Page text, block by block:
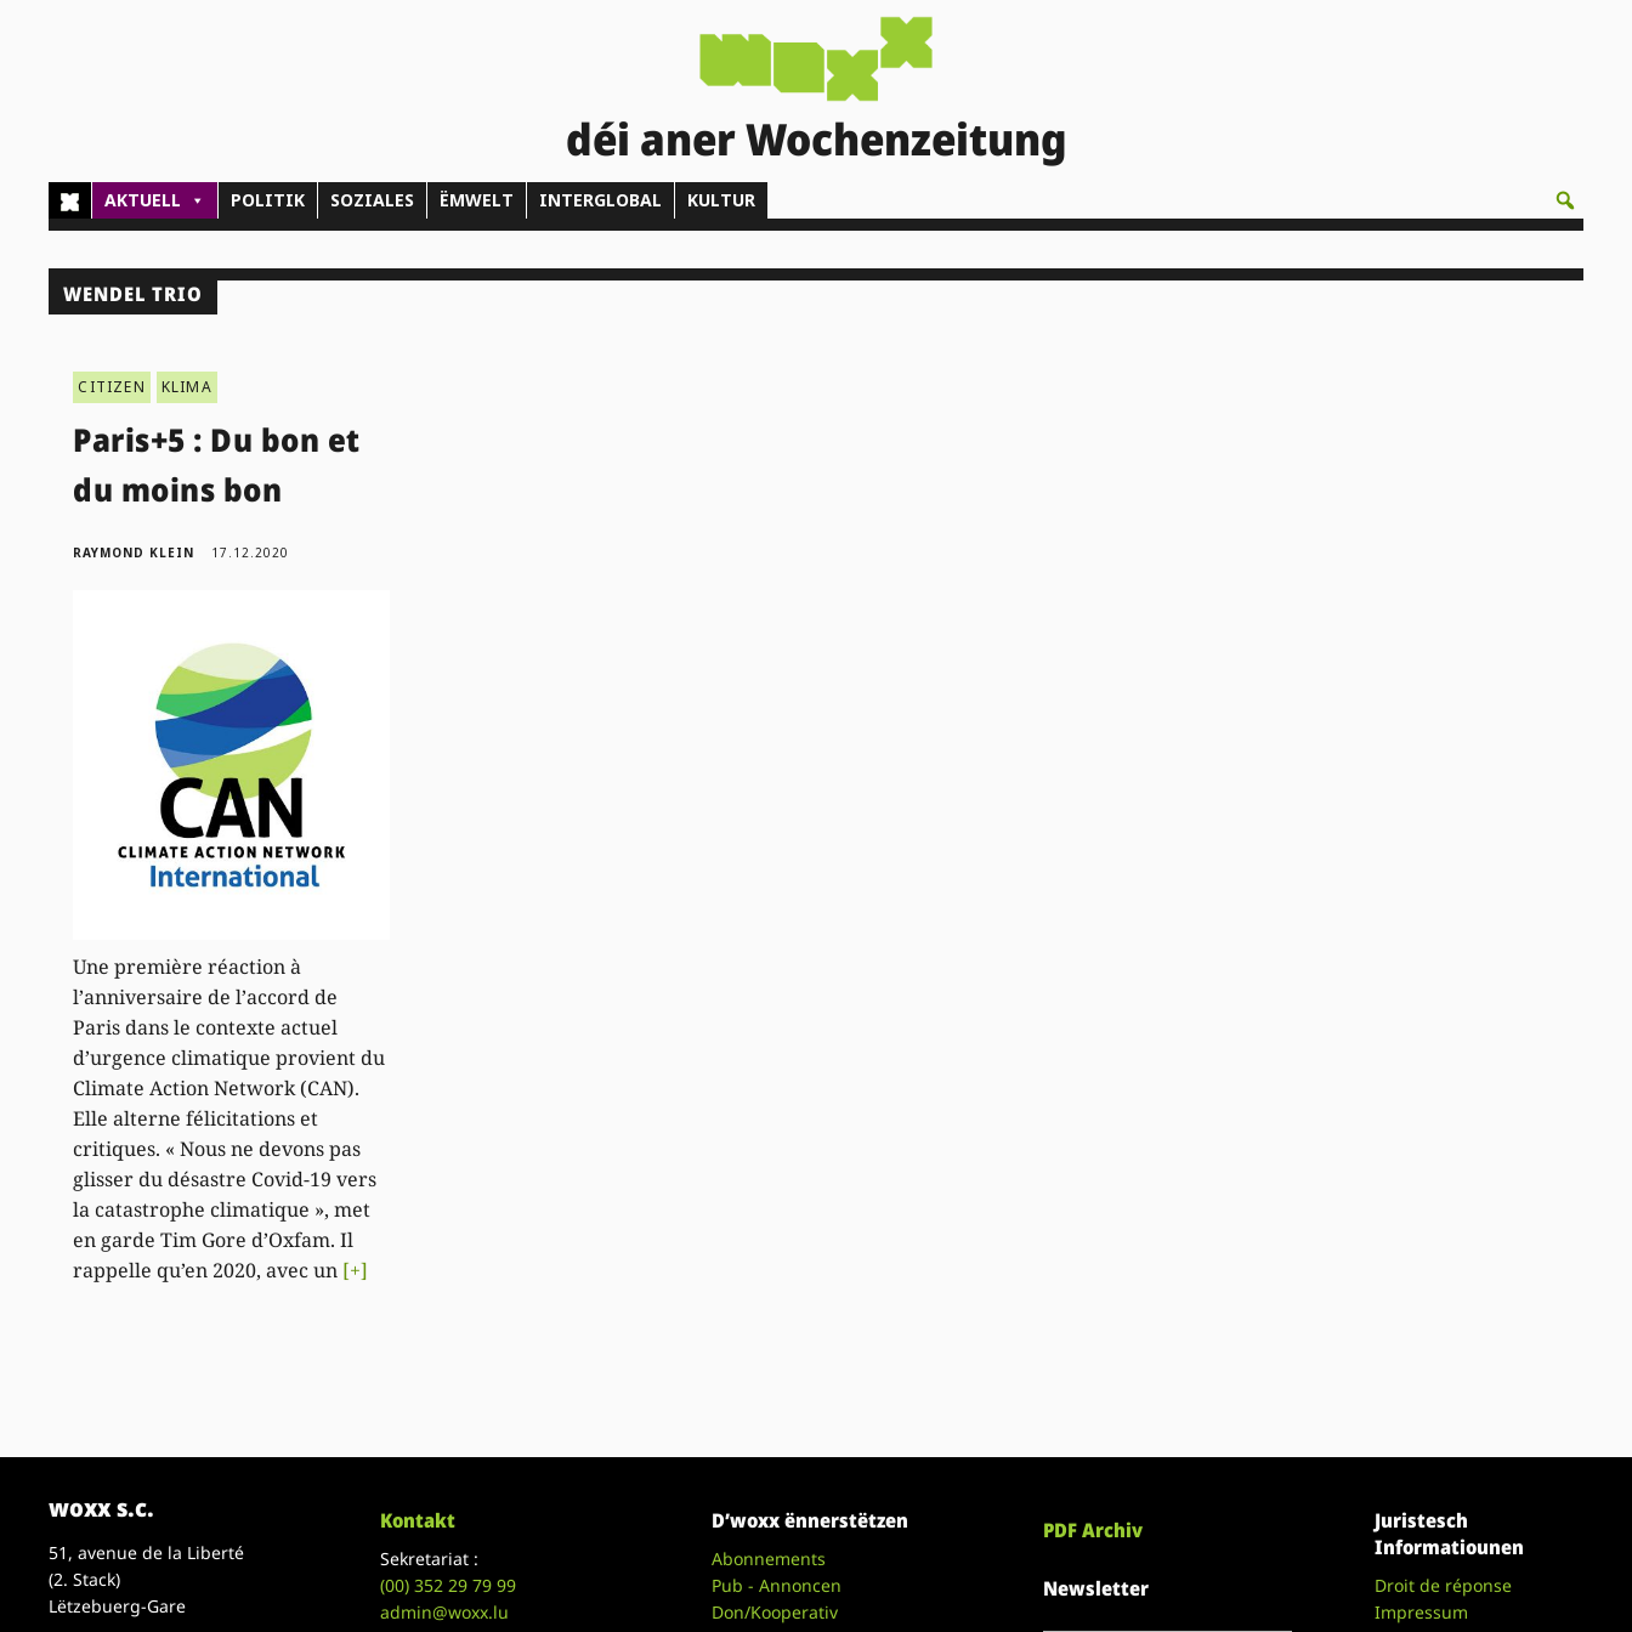
déi aner Wochenzeitung
AKTUELL POLITIK SOZIALES ËMWELT INTERGLOBAL KULTUR
WENDEL TRIO
CITIZEN KLIMA
Paris+5 : Du bon et
du moins bon
RAYMOND KLEIN 17.12.2020
Une première réaction à
l’anniversaire de l’accord de
Paris dans le contexte actuel
d’urgence climatique provient du
Climate Action Network (CAN).
Elle alterne félicitations et
critiques. « Nous ne devons pas
glisser du désastre Covid-19 vers
la catastrophe climatique », met
en garde Tim Gore d’Oxfam. Il
rappelle qu’en 2020, avec un [+]
woxx s.c.
51, avenue de la Liberté
(2. Stack)
Lëtzebuerg-Gare
Kontakt
Sekretariat :
(00)352 29 79 99
admin@woxx.lu
D’woxx ënnerstëtzen
Abonnements
Pub - Annoncen
Don/Kooperativ
PDF Archiv
Newsletter
Juristesch
Informatiounen
Droit de réponse
Impressum